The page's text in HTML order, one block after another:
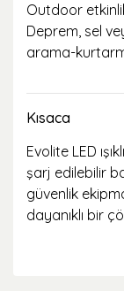
Outdoor
Deprem, sel
arama-
Kısaca
Evolite LED
şarj edilebilir
güvenlik
dayanıklı bir